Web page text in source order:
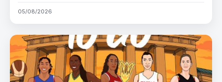
05/08/2026